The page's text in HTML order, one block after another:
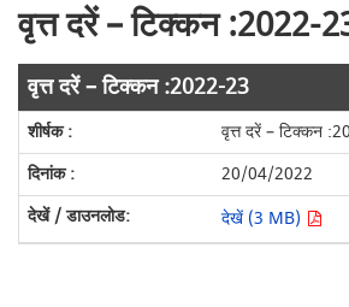
वृत्त दरें – टिक्कन :2022-
वृत्त दरें – टिक्कन :2022-23
वृत्त दरें – टिक्कन
20/04/2022
देखें (3 MB)